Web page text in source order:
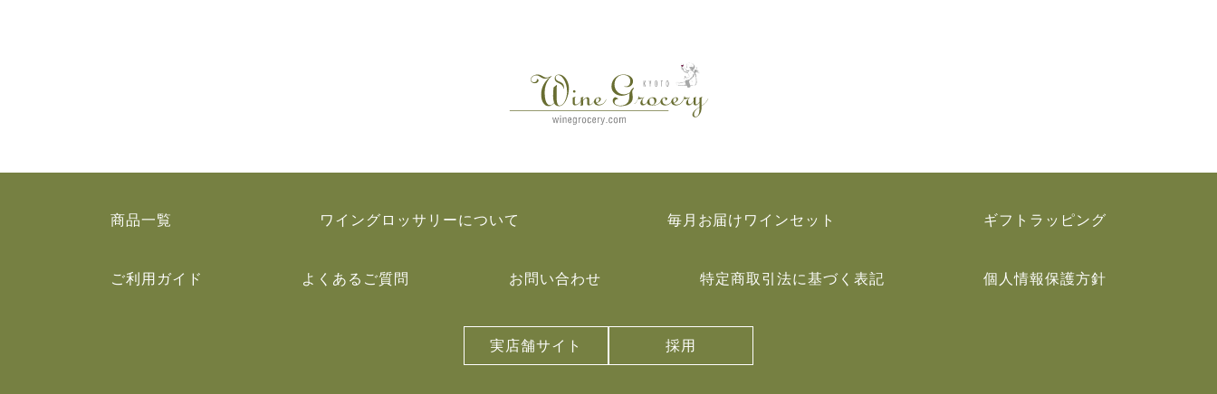
商品一覧 ワイングロッサリーについて 毎月お届けワインセット ギフトラッピング
ご利用ガイド よくあるご質問 お問い合わせ 特定商取引法に基づく表記 個人情報保護方針
実店舗サイト 採用